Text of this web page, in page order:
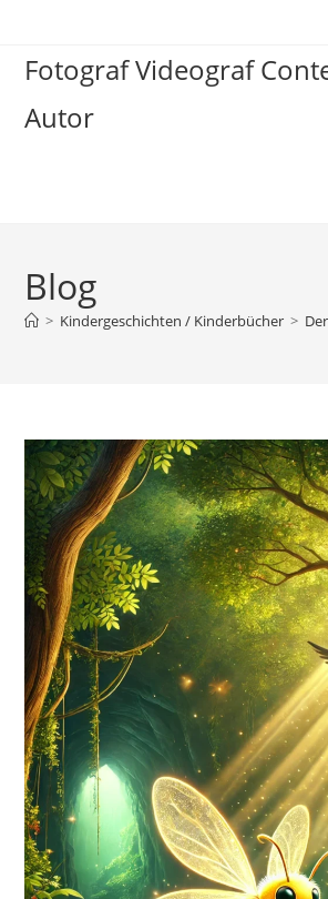
springen
Fotograf Videograf
Autor
Blog
> Kindergeschichten / Kinderbücher >